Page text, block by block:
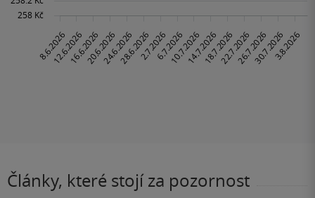
Články, které stojí za pozornost